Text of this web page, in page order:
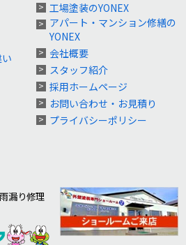
工場塗装のYONEX
アパート・マンション修繕の
YONEX
会社概要
スタッフ紹介
採用ホームページ
お問い合わせ・お見積り
プライバシーポリシー
漏り修理